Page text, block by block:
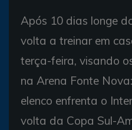
Após 10 dias longe
volta a treinar em
terça-feira, visando
na Arena Fonte
elenco enfrenta o
volta da Copa Sul-